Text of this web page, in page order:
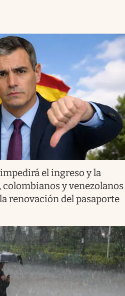
el ingreso y la
y venezolanos
renovación del pasaporte